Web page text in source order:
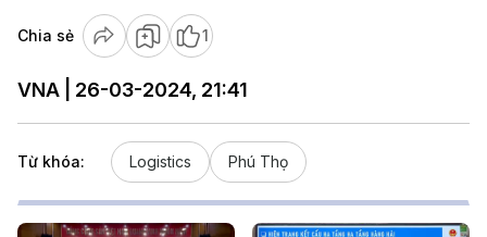
Chia sẻ 1
VNA | 26-03-2024, 21:41
Từ khóa: Logistics Phú Thọ